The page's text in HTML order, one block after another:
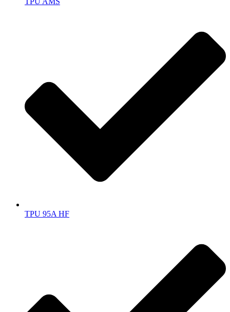
TPU 95A HF